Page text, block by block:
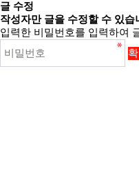
글 수정
작성자만 글을 수정할 수 있습
입력한 비밀번호를 입력하여